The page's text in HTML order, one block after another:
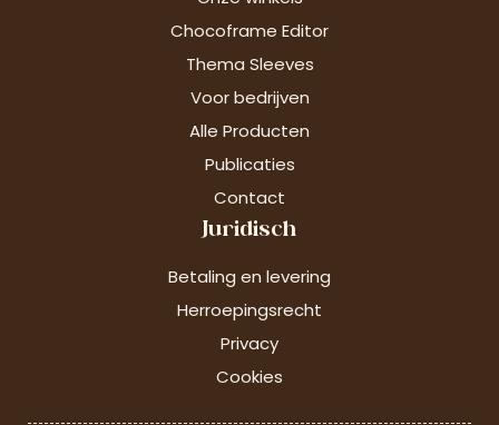
Chocoframe Editor
Thema Sleeves
Voor bedrijven
Alle Producten
Publicaties
Contact
Juridisch
Betaling en levering
Herroepingsrecht
Privacy
Cookies